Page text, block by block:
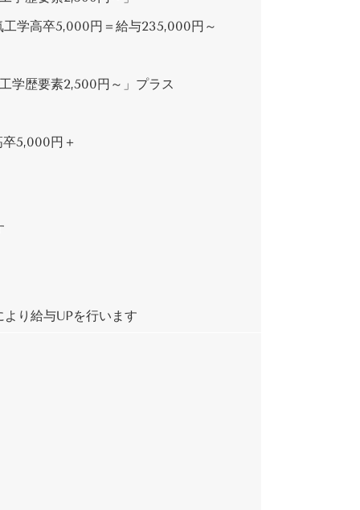
学高卒5,000円＝給与235,000円～
工学歴要素2,500円～」プラス
5,000円＋
り給与UPを行います